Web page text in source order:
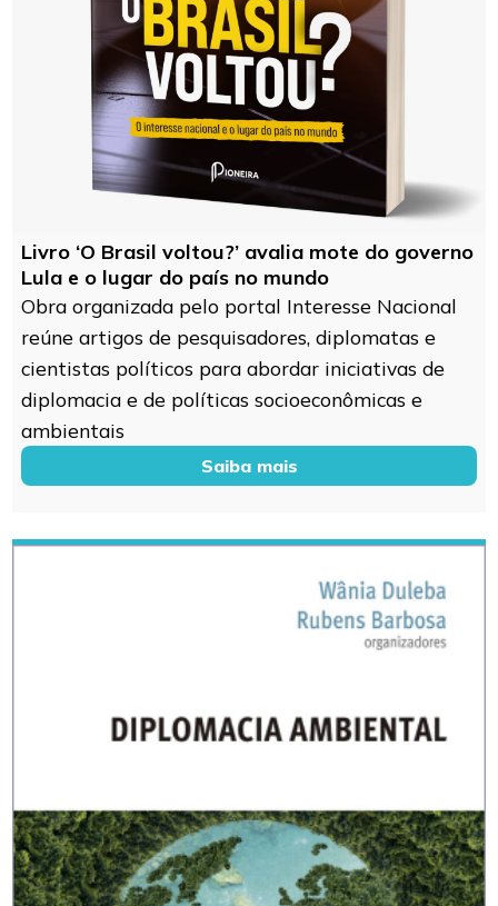
Livro ‘O Brasil voltou?’ avalia mote do governo
Lula e o lugar do país no mundo
Obra organizada pelo portal Interesse Nacional
reúne artigos de pesquisadores, diplomatas e
cientistas políticos para abordar iniciativas de
diplomacia e de políticas socioeconômicas e
ambientais
Saiba mais